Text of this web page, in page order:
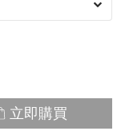
立即購買